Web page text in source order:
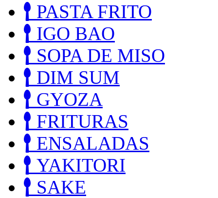
PASTA FRITO
IGO BAO
SOPA DE MISO
DIM SUM
GYOZA
FRITURAS
ENSALADAS
YAKITORI
SAKE